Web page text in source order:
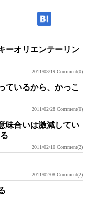
-
ーオリエンテーリン
2011/03/19 Comment(0)
ているから、かっこ
2011/02/28 Comment(0)
味合いは激減してい
2011/02/10 Comment(2)
2011/02/08 Comment(2)